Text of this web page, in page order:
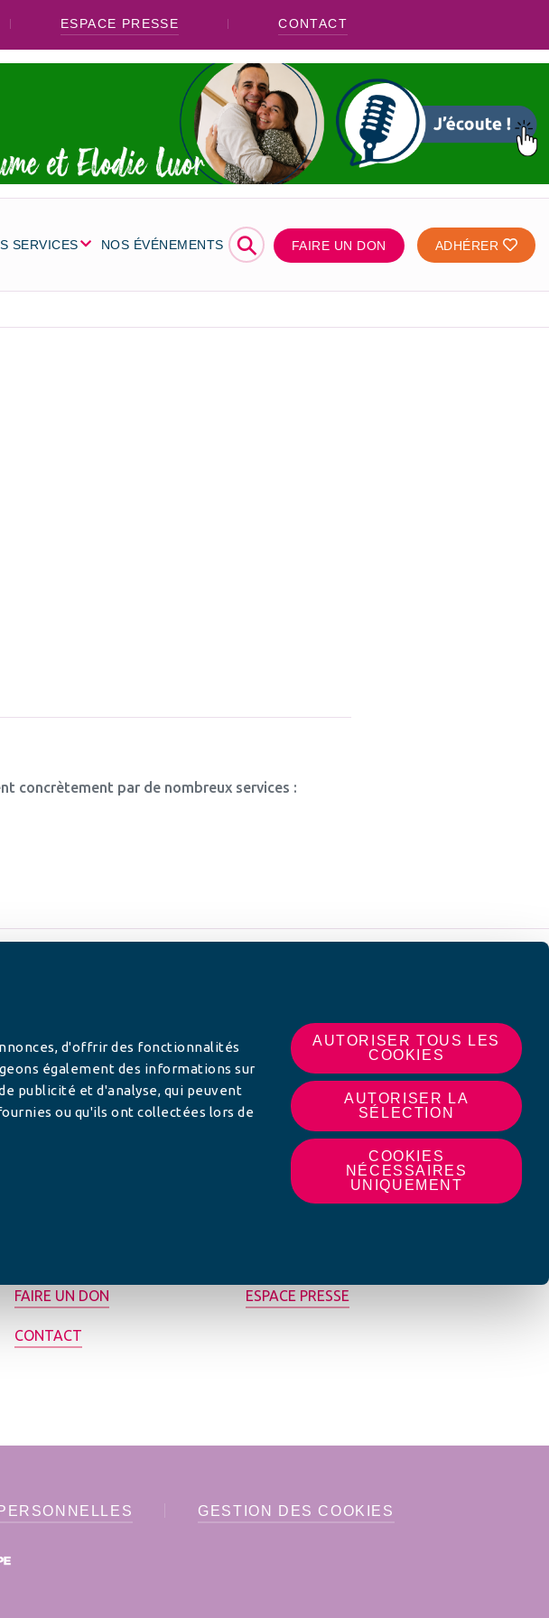
d'offrir des fonctionnalités
également des informations sur
publicité et d'analyse, qui peuvent
ou qu'ils ont collectées lors de
AUTORISER TOUS LES
COOKIES
AUTORISER LA
SÉLECTION
COOKIES
NÉCESSAIRES
UNIQUEMENT
ESPACE PRESSE CONTACT
SERVICES NOS ÉVÉNEMENTS ⚲ FAIRE UN DON ADHÉRER
concrètement par de nombreux services :
FAIRE UN DON ESPACE PRESSE
CONTACT
GESTION DES COOKIES